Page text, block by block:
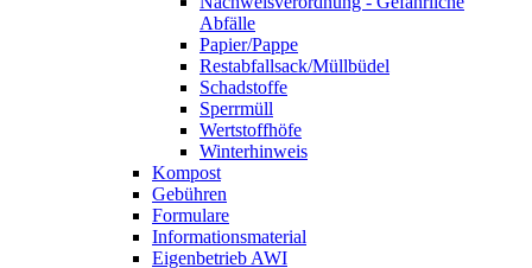
Abfälle
Papier/Pappe
Restabfallsack/Müllbüdel
Schadstoffe
Sperrmüll
Wertstoffhöfe
Winterhinweis
Kompost
Gebühren
Formulare
Informationsmaterial
Eigenbetrieb AWI